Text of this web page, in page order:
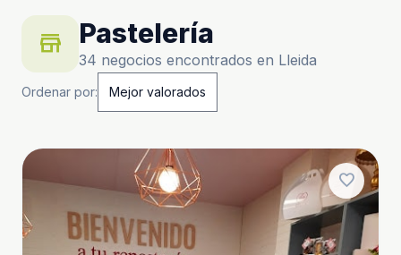
store Pastelería
34 negocios encontrados en Lleida
Ordenar por:
favorite